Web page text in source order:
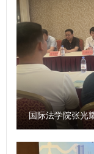
入试运行阶段。 学
处、国际交流与合
院、经济法学院（
院）、国家安全学
安全法学院）、外
检察司法研究中心
非洲研究院、北大
共计140余人参加
审核：孙学龙）
事创业的加速度，
绩！”参赛选手李
启动以来，学校党
动，形成了广大干
举行的情景模拟展
负责人担任大赛评
手通过随机抽题的
路和具体举措，充
硬的素质能力。经